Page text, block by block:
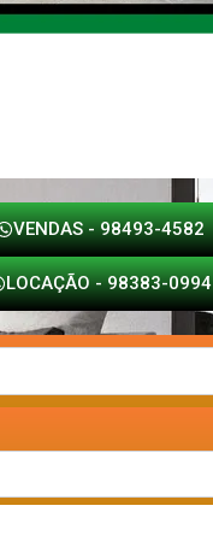
VENDAS - 98493-4582
LOCAÇÃO - 98383-0994